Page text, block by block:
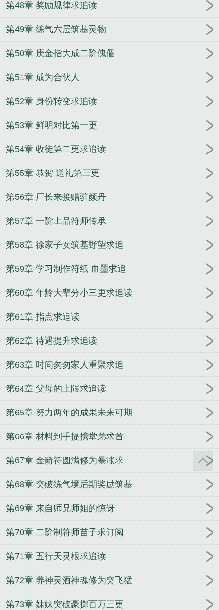
第48章 奖励规律求追读
第49章 练气六层筑基灵物
第50章 庚金指大成二阶傀儡
第51章 成为合伙人
第52章 身份转变求追读
第53章 鲜明对比第一更
第54章 收徒第二更求追读
第55章 恭贺 送礼第三更
第56章 厂长来接赠驻颜丹
第57章 一阶上品符师传承
第58章 徐家子女筑基野望求追
第59章 学习制作符纸 血墨求追
第60章 年龄大辈分小三更求追读
第61章 指点求追读
第62章 待遇提升求追读
第63章 时间匆匆家人重聚求追
第64章 父母的上限求追读
第65章 努力两年的成果未来可期
第66章 材料到手提携堂弟求首
第67章 金箭符圆满修为暴涨求
第68章 突破练气境后期奖励筑基
第69章 来自师兄师姐的惊讶
第70章 二阶制符师苗子求订阅
第71章 五行天灵根求追读
第72章 养神灵酒神魂修为突飞猛
第73章 妹妹突破豪掷百万三更